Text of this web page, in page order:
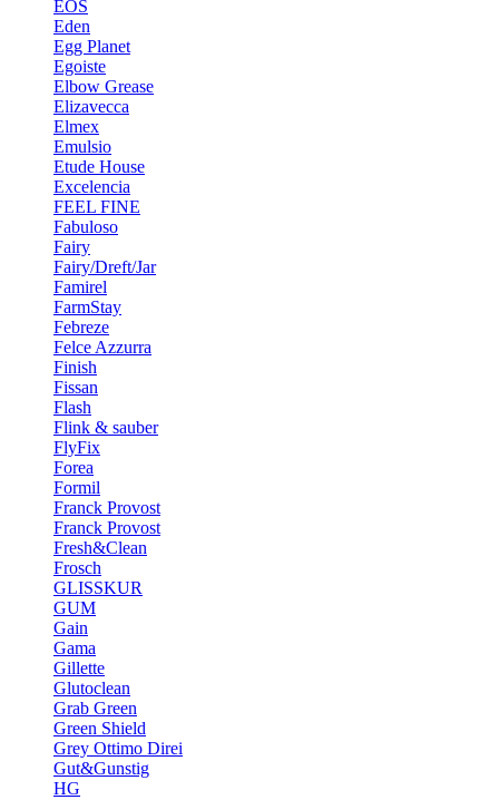
EOS
Eden
Egg Planet
Egoiste
Elbow Grease
Elizavecca
Elmex
Emulsio
Etude House
Excelencia
FEEL FINE
Fabuloso
Fairy
Fairy/Dreft/Jar
Famirel
FarmStay
Febreze
Felce Azzurra
Finish
Fissan
Flash
Flink & sauber
FlyFix
Forea
Formil
Franck Provost
Franck Provost
Fresh&Clean
Frosch
GLISSKUR
GUM
Gain
Gama
Gillette
Glutoclean
Grab Green
Green Shield
Grey Ottimo Direi
Gut&Gunstig
HG